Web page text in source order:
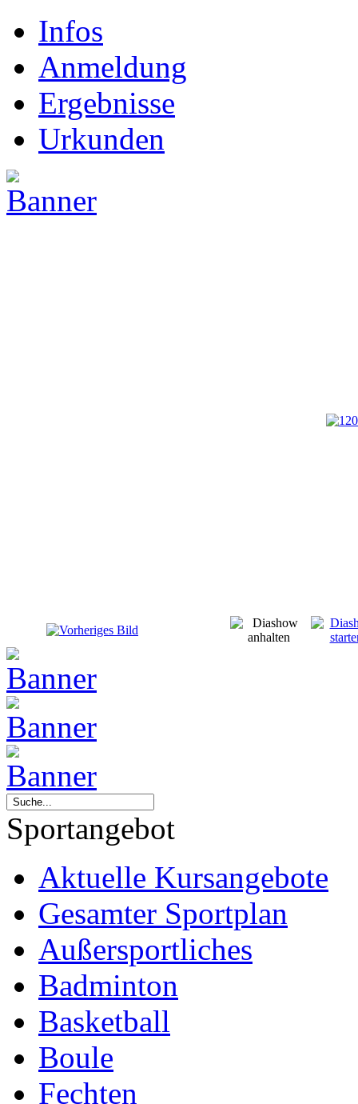
Infos
Anmeldung
Ergebnisse
Urkunden
Sportangebot
Aktuelle Kursangebote
Gesamter Sportplan
Außersportliches
Badminton
Basketball
Boule
Fechten